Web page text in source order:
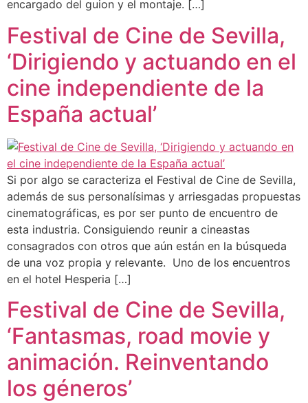
encargado del guion y el montaje. […]
Festival de Cine de Sevilla,
‘Dirigiendo y actuando en el
cine independiente de la
España actual’
Si por algo se caracteriza el Festival de Cine de Sevilla,
además de sus personalísimas y arriesgadas propuestas
cinematográficas, es por ser punto de encuentro de
esta industria. Consiguiendo reunir a cineastas
consagrados con otros que aún están en la búsqueda
de una voz propia y relevante. Uno de los encuentros
en el hotel Hesperia […]
Festival de Cine de Sevilla,
‘Fantasmas, road movie y
animación. Reinventando
los géneros’